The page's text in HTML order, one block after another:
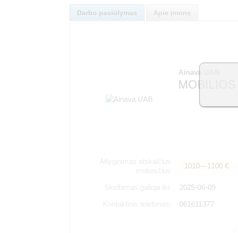
Darbo pasiūlymas Apie įmonę
Ainava UAB
1010―1100 €
2025-06-09
061611377